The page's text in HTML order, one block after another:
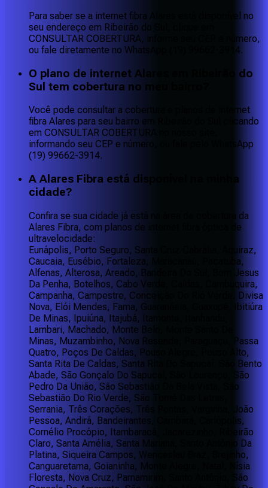
Para saber se a internet fibra Alares está disponível no
seu endereço em Ribeirão do Sul, clique em
CONSULTAR COBERTURA, informe seu CEP e número,
ou fale diretamente no WhatsApp (19) 99662-3914.
O plano de internet Alares em Ribeirão do
Sul tem cobertura no meu bairro?
Você pode consultar a cobertura e planos de internet
fibra Alares para seu bairro em Ribeirão do Sul clicando
em CONSULTAR COBERTURA no nosso site,
informando seu CEP e número, ou fale pelo WhatsApp
(19) 99662-3914.
A Alares Fibra está disponível na minha
cidade?
Confira se sua cidade já está na área de cobertura da
Alares Fibra, com planos de internet fibra óptica de
ultravelocidade:
Eunápolis, Porto Seguro, Santa Cruz Cabrália, Aquiraz,
Caucaia, Eusébio, Fortaleza, Maracanaú, Pacatuba,
Alfenas, Alterosa, Areado, Bandeira Do Sul, Bom Jesus
Da Penha, Botelhos, Cabo Verde, Caldas, Cambuquira,
Campanha, Campestre, Conceição Do Rio Verde, Divisa
Nova, Elói Mendes, Fama, Guaranésia, Guaxupé, Ibitiúra
De Minas, Ipuiúna, Itajubá, Itamonte, Itanhandu,
Lambari, Machado, Monte Belo, Monte Santo De
Minas, Muzambinho, Nova Resende, Paraguaçu, Passa
Quatro, Poços De Caldas, Pouso Alegre, Pouso Alto,
Santa Rita De Caldas, Santa Rita Do Sapucaí, São Bento
Abade, São Gonçalo Do Sapucaí, São Lourenço, São
Pedro Da União, São Sebastião Da Bela Vista, São
Sebastião Do Rio Verde, São Tomé Das Letras,
Serrania, Três Corações, Três Pontas, Varginha, João
Pessoa, Andirá, Bandeirantes, Cambará, Carlópolis,
Cornélio Procópio, Itambaracá, Jacarezinho, Ribeirão
Claro, Santa Amélia, Santa Mariana, Santo Antônio Da
Platina, Siqueira Campos, Wenceslau Braz, Brejinho,
Canguaretama, Goianinha, Monte Alegre, Natal, Nísia
Floresta, Nova Cruz, Parnamirim, Santo Antônio, São